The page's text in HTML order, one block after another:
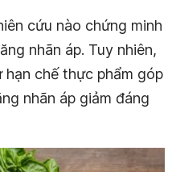
cứu nào chứng minh
nhãn áp. Tuy nhiên,
chế thực phẩm góp
nhãn áp giảm đáng